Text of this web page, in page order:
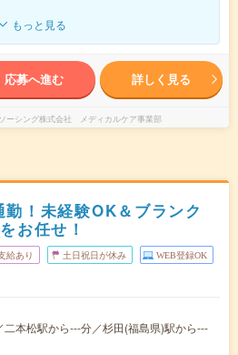
もっと見る
応募へ進む 詳しく見る
ーシング株式会社 メディカルケア事業部
！未経験OK＆ブランク
お任せ！
給あり 土日祝日が休み WEB登録OK
二本松駅から---分／杉田(福島県)駅から---